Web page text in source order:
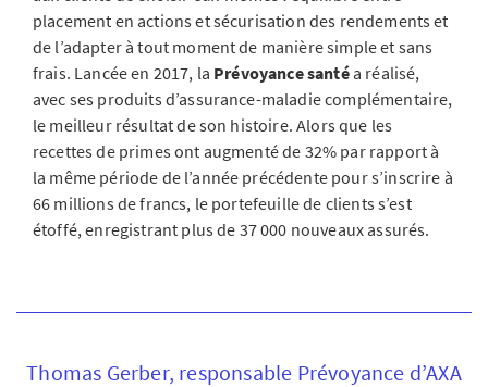
placement en actions et sécurisation des rendements et
de l’adapter à tout moment de manière simple et sans
frais. Lancée en 2017, la Prévoyance santéa réalisé,
avec ses produits d’assurance-maladie complémentaire,
le meilleur résultat de son histoire. Alors que les
recettes de primes ont augmenté de 32% par rapport à
la même période de l’année précédente pour s’inscrire à
66 millions de francs, le portefeuille de clients s’est
étoffé, enregistrant plus de 37 000 nouveaux assurés.
Thomas Gerber, responsable Prévoyance d’AXA